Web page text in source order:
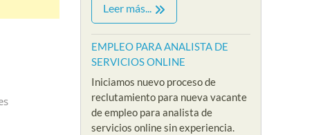
Leer más...
EMPLEO PARA ANALISTA DE
SERVICIOS ONLINE
Iniciamos nuevo proceso de
reclutamiento para nueva vacante
de empleo para analista de
servicios online sin experiencia.